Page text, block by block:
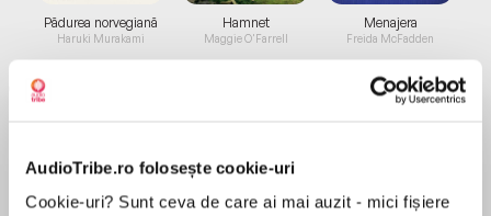
AudioTribe.ro folosește cookie-uri
Cookie-uri? Sunt ceva de care ai mai auzit - mici fișiere
Pădurea norvegiană
Haruki Murakami
Hamnet
Maggie O'Farrell
Menajera
Freida McFadden